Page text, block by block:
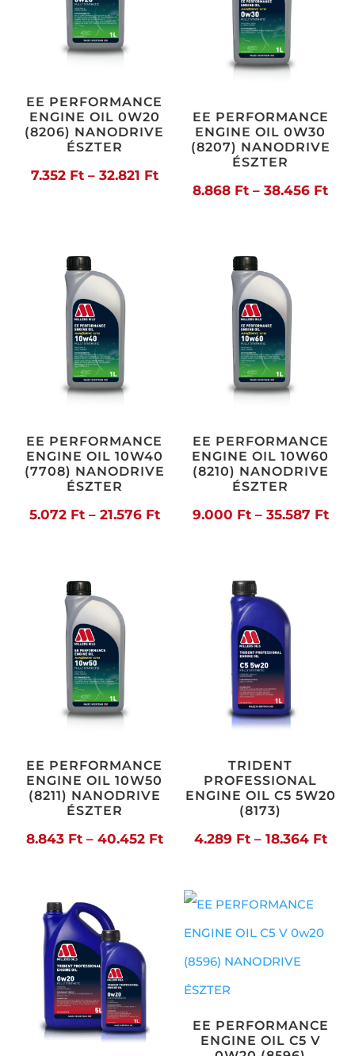
EE PERFORMANCE
ENGINE OIL 0W20
(8206) NANODRIVE
ÉSZTER
7.352 Ft – 32.821 FtÁrtartomány:
EE PERFORMANCE
ENGINE OIL 0W30
(8207) NANODRIVE
ÉSZTER
8.868 Ft – 38.456 Ft
EE PERFORMANCE
ENGINE OIL 10W40
(7708) NANODRIVE
ÉSZTER
5.072 Ft – 21.576 FtÁrtartomány:
EE PERFORMANCE
ENGINE OIL 10W60
(8210) NANODRIVE
ÉSZTER
9.000 Ft – 35.587 Ft
EE PERFORMANCE
ENGINE OIL 10W50
(8211) NANODRIVE
ÉSZTER
8.843 Ft – 40.452 FtÁrtartomány:
TRIDENT
PROFESSIONAL
ENGINE OIL C5 5W20
(8173)
4.289 Ft – 18.364 Ft
EE PERFORMANCE
ENGINE OIL C5 V